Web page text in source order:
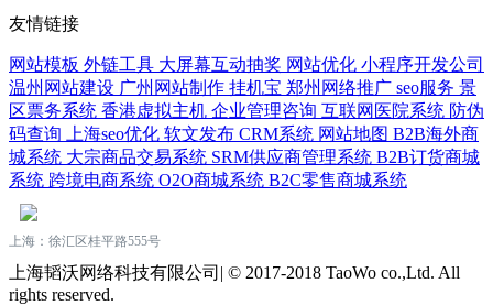
友情链接
网站模板 外链工具 大屏幕互动抽奖 网站优化 小程序开发公司
温州网站建设 广州网站制作 挂机宝 郑州网络推广 seo服务 景
区票务系统 香港虚拟主机 企业管理咨询 互联网医院系统 防伪
码查询
上海seo优化 软文发布 CRM系统 网站地图 B2B海外商
城系统 大宗商品交易系统 SRM供应商管理系统 B2B订货商城
系统 跨境电商系统 O2O商城系统 B2C零售商城系统
上海：徐汇区桂平路555号
上海韬沃网络科技有限公司| © 2017-2018 TaoWo co.,Ltd. All
rights reserved.